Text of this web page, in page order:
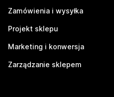
Zamówienia i wysyłka
Projekt sklepu
Marketing i konwersja
Zarządzanie sklepem